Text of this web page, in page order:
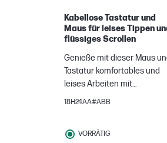
Kabellose Tastatur und
Maus für leises Tippen
flüssiges Scrollen
Genieße mit dieser Maus
Tastatur komfortables und
leises Arbeiten mit
elegantem Design. Denn
Tastenkürzeln und
18H24AA#ABB
VORRÄTIG